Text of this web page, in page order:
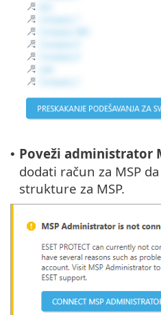
• Poveži administrator
dodati račun za MSP
strukture za MSP.